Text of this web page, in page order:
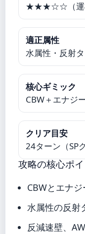
★★★☆☆（運極
適正属性
水属性・反射
核心ギミック
CBW＋エナジ
クリア目安
24ターン（SP
攻略の核心ポイ
CBWとエナ
水属性の反射
反減速壁、